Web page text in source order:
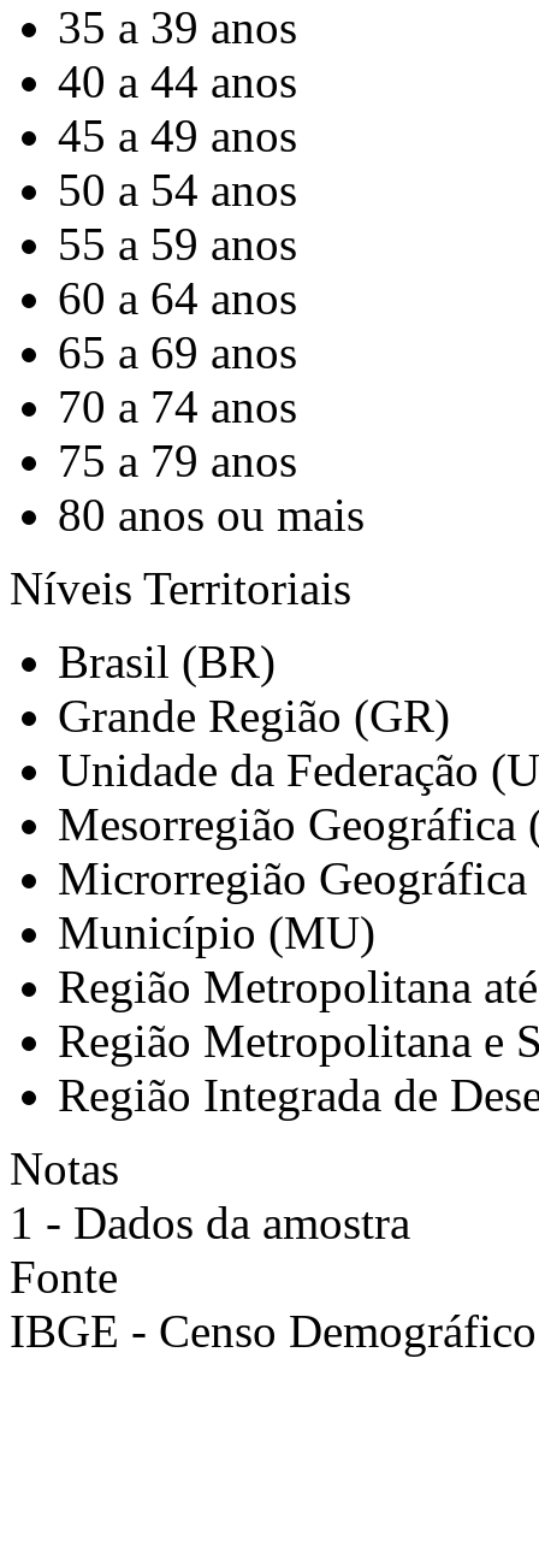
35 a 39 anos
40 a 44 anos
45 a 49 anos
50 a 54 anos
55 a 59 anos
60 a 64 anos
65 a 69 anos
70 a 74 anos
75 a 79 anos
80 anos ou mais
Níveis Territoriais
Brasil (BR)
Grande Região (GR)
Unidade da Federação
Mesorregião Geográfica
Microrregião
Município (MU)
Região Metropolitana
Região Metropolitana e
Região Integrada de
Notas
1 - Dados da amostra
Fonte
IBGE - Censo Demográfico